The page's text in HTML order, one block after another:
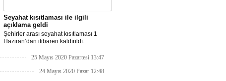
Seyahat kısıtlaması ile ilgili
açıklama geldi
Şehirler arası seyahat kısıtlaması 1
Haziran’dan itibaren kaldırıldı.
bazı şehirler için seyahat kısıtlaması
25 Mayıs 2020 Pazartesi 13:47
24 Mayıs 2020 Pazar 12:48